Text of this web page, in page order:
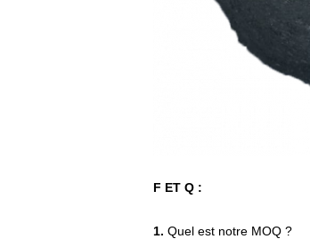
F ET Q :
1. Quel est notre MOQ ?